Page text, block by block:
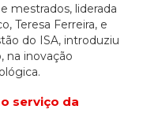
mestrados, liderada
Teresa Ferreira, e
do ISA, introduziu
na inovação
serviço da